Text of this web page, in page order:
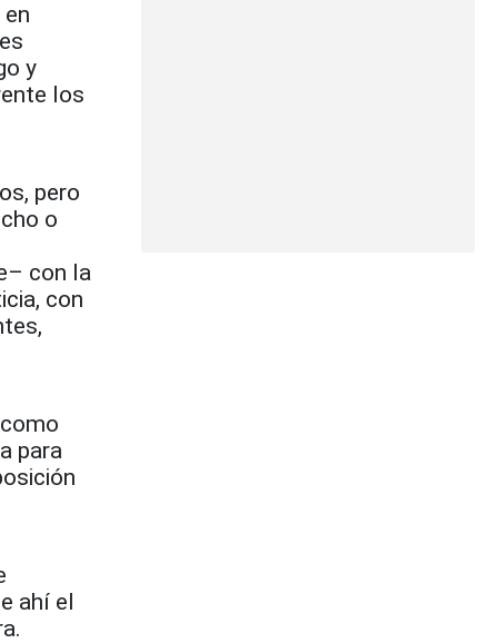
y
los
pero
o
con la
con
para
ahí el